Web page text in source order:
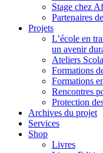
Stage chez
Partenaires
Projets
L’école en
un avenir
Ateliers
Formations
Formations
Rencontres
Protection
Archives du projet
Services
Shop
Livres